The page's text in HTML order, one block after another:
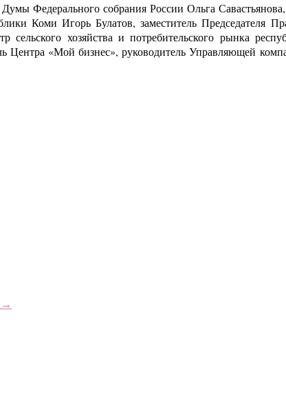
Федерального собрания России Ольга
Коми Игорь Булатов, заместитель Председателя
хозяйства и потребительского рынка
Центра «Мой бизнес», руководитель Управляющей
→